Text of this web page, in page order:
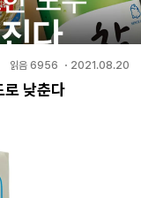
읽음 6956 ・ 2021.08.20
낮춘다